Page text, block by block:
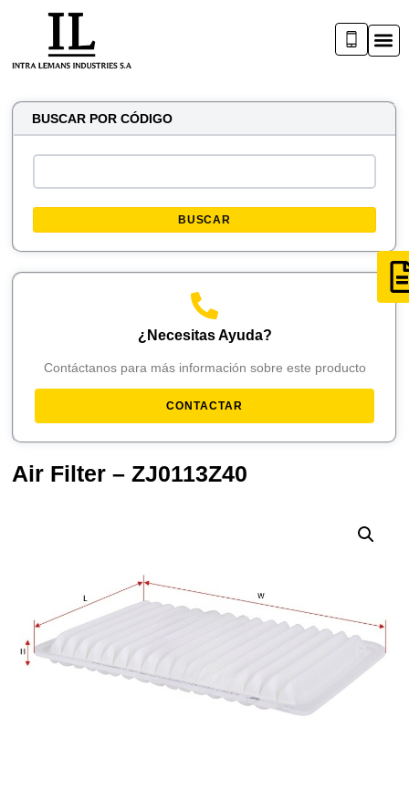
BUSCAR POR CÓDIGO
BUSCAR
¿Necesitas Ayuda?
Contáctanos para más información sobre este producto
CONTACTAR
Air Filter – ZJ0113Z40